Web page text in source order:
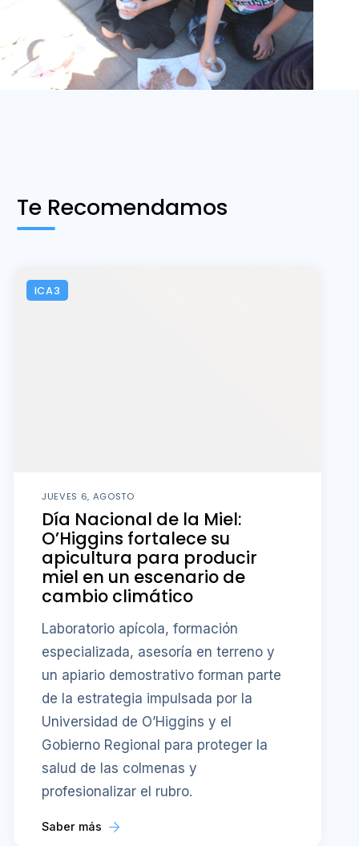
Te Recomendamos
ICA3
JUEVES 6, AGOSTO
Día Nacional de la Miel:
O’Higgins fortalece su
apicultura para producir
miel en un escenario de
cambio climático
Laboratorio apícola, formación
especializada, asesoría en terreno y
un apiario demostrativo forman parte
de la estrategia impulsada por la
Universidad de O’Higgins y el
Gobierno Regional para proteger la
salud de las colmenas y
profesionalizar el rubro.
Saber más